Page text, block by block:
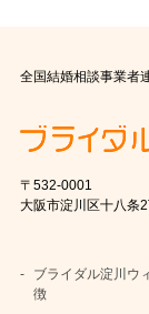
全国結婚相談事業者
〒532-0001
大阪市淀川区十八条2
ブライダル淀川ウ
徴